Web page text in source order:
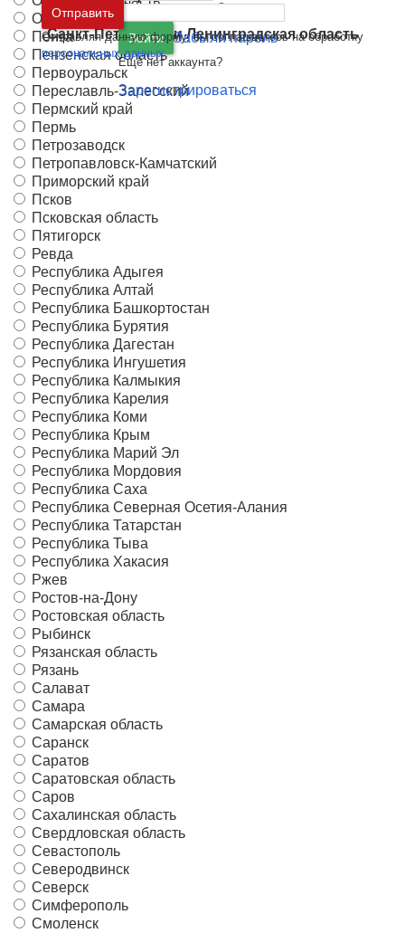
Москва и
Московская область
Санкт-Петербург иЛенинградская область
Войти Забыли пароль
Ещё нет аккаунта?
Зарегистрироваться
Орск
Пенза
Пензенская область
Первоуральск
Переславль-Залесский
Пермский край
Пермь
Петрозаводск
Петропавловск-Камчатский
Приморский край
Псков
Псковская область
Пятигорск
Ревда
Республика Адыгея
Республика Алтай
Республика Башкортостан
Республика Бурятия
Республика Дагестан
Республика Ингушетия
Республика Калмыкия
Республика Карелия
Республика Коми
Республика Крым
Республика Марий Эл
Республика Мордовия
Республика Саха
Республика Северная Осетия-Алания
Республика Татарстан
Республика Тыва
Республика Хакасия
Ржев
Ростов-на-Дону
Ростовская область
Рыбинск
Рязанская область
Рязань
Салават
Самара
Самарская область
Саранск
Саратов
Саратовская область
Саров
Сахалинская область
Свердловская область
Севастополь
Северодвинск
Северск
Симферополь
Смоленск
Отправить
Отправляя данную форму, вы соглашаетесь на обработку
персональных данных